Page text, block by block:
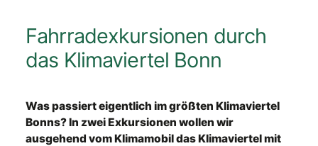
Fahrradexkursionen durch
das Klimaviertel Bonn
Was passiert eigentlich im größten Klimaviertel
Bonns? In zwei Exkursionen wollen wir
ausgehend vom Klimamobil das Klimaviertel mit